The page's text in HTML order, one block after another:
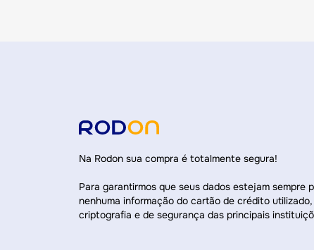
Na Rodon sua compra é totalmente segura!
Para garantirmos que seus dados estejam sempre
nenhuma informação do cartão de crédito
criptografia e de segurança das principais